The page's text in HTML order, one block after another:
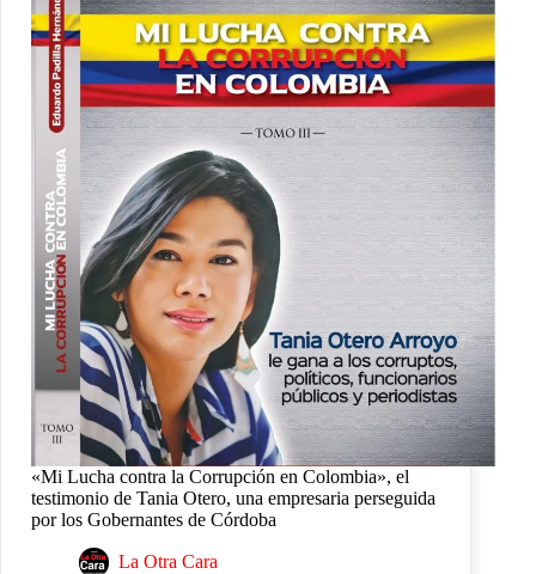
«Mi Lucha contra la Corrupción en Colombia», el
testimonio de Tania Otero, una empresaria perseguida
por los Gobernantes de Córdoba
La Otra Cara